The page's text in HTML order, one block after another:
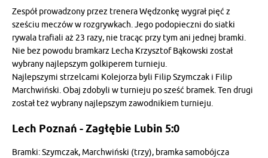
Zespół prowadzony przez trenera Wędzonkę wygrał pięć z
sześciu meczów w rozgrywkach. Jego podopieczni do siatki
rywala trafiali aż 23 razy, nie tracąc przy tym ani jednej bramki.
Nie bez powodu bramkarz Lecha Krzysztof Bąkowski został
wybrany najlepszym golkiperem turnieju.
Najlepszymi strzelcami Kolejorza byli Filip Szymczak i Filip
Marchwiński. Obaj zdobyli w turnieju po sześć bramek. Ten drugi
został też wybrany najlepszym zawodnikiem turnieju.
Lech Poznań - Zagłębie Lubin 5:0
Bramki: Szymczak, Marchwiński (trzy), bramka samobójcza